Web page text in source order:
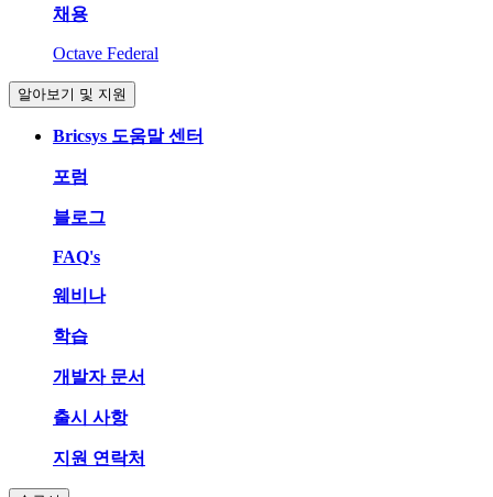
채용
Octave Federal
알아보기 및 지원
Bricsys 도움말 센터
포럼
블로그
FAQ's
웨비나
학습
개발자 문서
출시 사항
지원 연락처